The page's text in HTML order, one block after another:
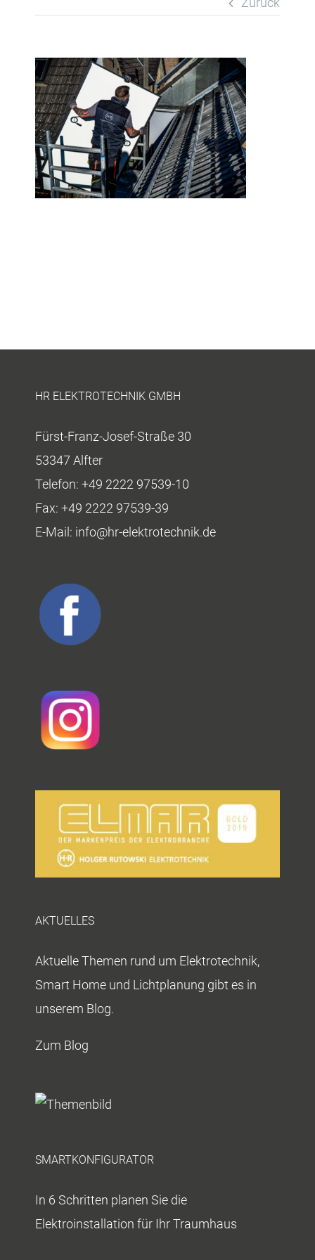
HR ELEKTROTECHNIK GMBH
Fürst-Franz-Josef-Straße 30
53347 Alfter
Telefon: +49 2222 97539-10
Fax: +49 2222 97539-39
E-Mail: info@hr-elektrotechnik.de
AKTUELLES
Aktuelle Themen rund um Elektrotechnik,
Smart Home und Lichtplanung gibt es in
unserem Blog.
Zum Blog
SMARTKONFIGURATOR
In 6 Schritten planen Sie die
Elektroinstallation für Ihr Traumhaus